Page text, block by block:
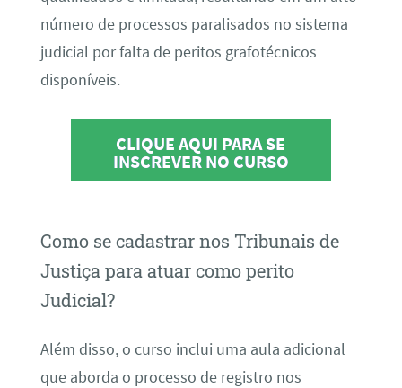
número de processos paralisados no sistema
judicial por falta de peritos grafotécnicos
disponíveis.
CLIQUE AQUI PARA SE
INSCREVER NO CURSO
Como se cadastrar nos Tribunais de
Justiça para atuar como perito
Judicial?
Além disso, o curso inclui uma aula adicional
que aborda o processo de registro nos